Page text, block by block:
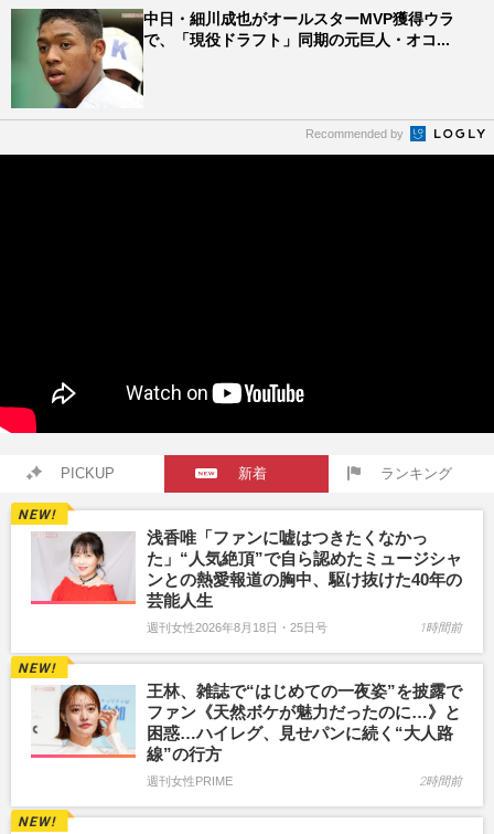
中日・細川成也がオールスターMVP獲得ウラ
で、「現役ドラフト」同期の元巨人・オコ...
Recommended by
PICKUP 新着 ランキング
浅香唯「ファンに嘘はつきたくなかっ
た」“人気絶頂”で自ら認めたミュージシャ
ンとの熱愛報道の胸中、駆け抜けた40年の
芸能人生
週刊女性2026年8月18日・25日号 1時間前
王林、雑誌で“はじめての一夜姿”を披露で
ファン《天然ボケが魅力だったのに…》と
困惑…ハイレグ、見せパンに続く“大人路
線”の行方
週刊女性PRIME 2時間前